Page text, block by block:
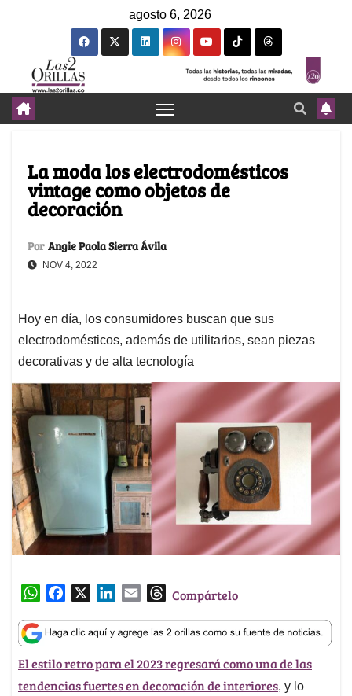
agosto 6, 2026
La moda los electrodomésticos
vintage como objetos de
decoración
Por Angie Paola Sierra Ávila
NOV 4, 2022
Hoy en día, los consumidores buscan que sus
electrodomésticos, además de utilitarios, sean piezas
decorativas y de alta tecnología
W
a
t
s
A
c
e
b
o
n
k
e
d
a
i
l
T
r
e
a
d
Compártelo
El estilo retro para el 2023 regresará como una de las
tendencias fuertes en decoración de interiores, y lo